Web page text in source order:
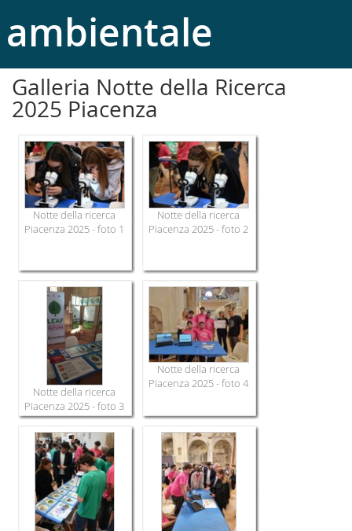
ambientale
Galleria Notte della Ricerca
2025 Piacenza
Notte della ricerca
Piacenza 2025 - foto 1
Notte della ricerca
Piacenza 2025 - foto 2
Notte della ricerca
Piacenza 2025 - foto 3
Notte della ricerca
Piacenza 2025 - foto 4